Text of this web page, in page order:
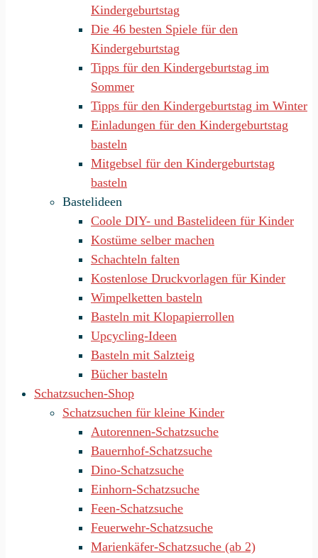
Kindergeburtstag
Die 46 besten Spiele für den
Kindergeburtstag
Tipps für den Kindergeburtstag im
Sommer
Tipps für den Kindergeburtstag im Winter
Einladungen für den Kindergeburtstag
basteln
Mitgebsel für den Kindergeburtstag
basteln
Bastelideen
Coole DIY- und Bastelideen für Kinder
Kostüme selber machen
Schachteln falten
Kostenlose Druckvorlagen für Kinder
Wimpelketten basteln
Basteln mit Klopapierrollen
Upcycling-Ideen
Basteln mit Salzteig
Bücher basteln
Schatzsuchen-Shop
Schatzsuchen für kleine Kinder
Autorennen-Schatzsuche
Bauernhof-Schatzsuche
Dino-Schatzsuche
Einhorn-Schatzsuche
Feen-Schatzsuche
Feuerwehr-Schatzsuche
Marienkäfer-Schatzsuche (ab 2)